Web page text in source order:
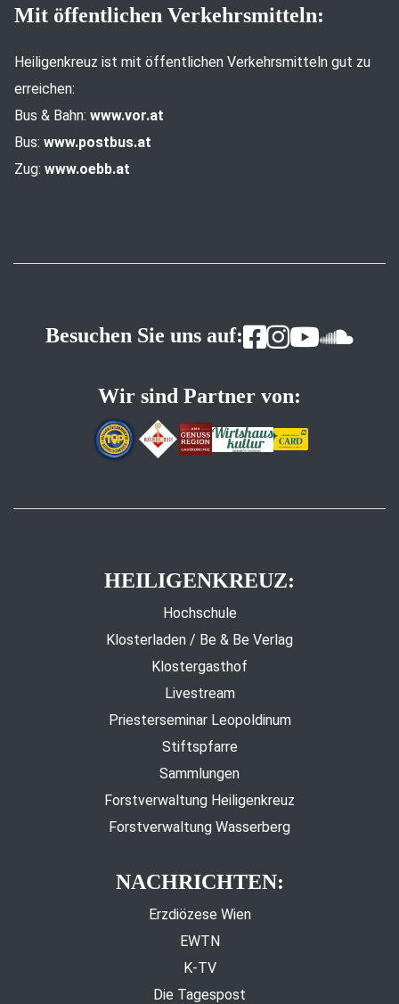
Mit öffentlichen Verkehrsmitteln:
Heiligenkreuz ist mit öffentlichen Verkehrsmitteln gut zu
erreichen:
Bus & Bahn: www.vor.at
Bus: www.postbus.at
Zug: www.oebb.at
Besuchen Sie uns auf:
Wir sind Partner von:
HEILIGENKREUZ:
Hochschule
Klosterladen / Be & Be Verlag
Klostergasthof
Livestream
Priesterseminar Leopoldinum
Stiftspfarre
Sammlungen
Forstverwaltung Heiligenkreuz
Forstverwaltung Wasserberg
NACHRICHTEN:
Erzdiözese Wien
EWTN
K-TV
Die Tagespost